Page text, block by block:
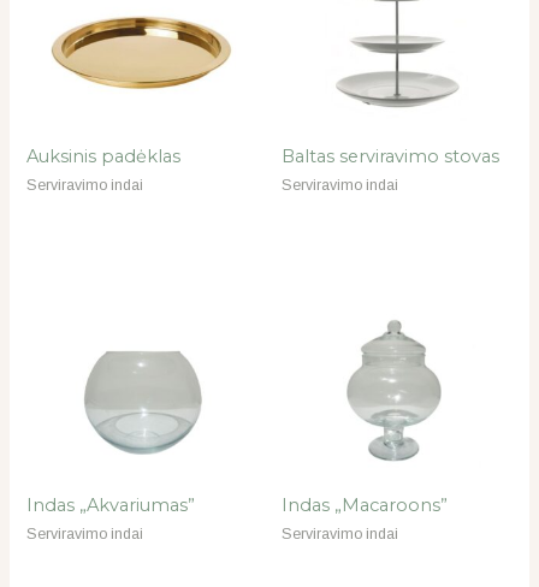
Auksinis padėklas
Serviravimo indai
Baltas serviravimo stovas
Serviravimo indai
Indas „Akvariumas”
Serviravimo indai
Indas „Macaroons”
Serviravimo indai